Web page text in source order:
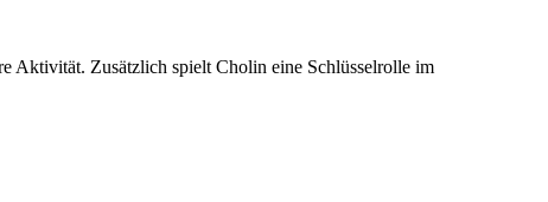
Aktivität. Zusätzlich spielt Cholin eine Schlüsselrolle im